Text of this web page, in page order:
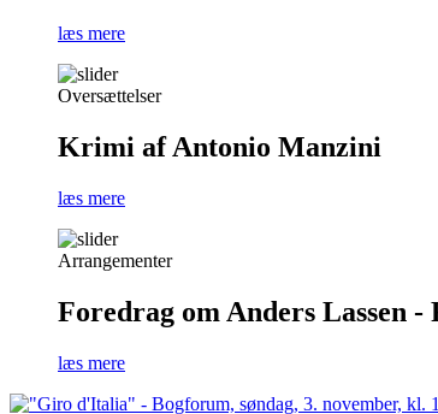
læs mere
Oversættelser
Krimi af Antonio Manzini
læs mere
Arrangementer
Foredrag om Anders Lassen
læs mere